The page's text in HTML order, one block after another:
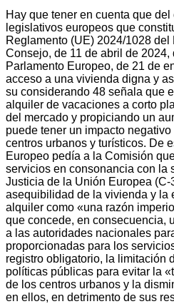
Hay que tener en cuenta que
legislativos europeos que
Reglamento (UE) 2024/1028 del
Consejo, de 11 de abril de
Parlamento Europeo, de 21 de
acceso a una vivienda digna y
su considerando 48 señala que
alquiler de vacaciones a corto
del mercado y propiciando un
puede tener un impacto
centros urbanos y turísticos. De
Europeo pedía a la Comisión
servicios en consonancia con la
Justicia de la Unión Europea
asequibilidad de la vivienda y la
alquiler como «una razón
que concede, en consecuencia,
a las autoridades nacionales
proporcionadas para los
registro obligatorio, la limitación
políticas públicas para evitar la
de los centros urbanos y la
en ellos, en detrimento de sus